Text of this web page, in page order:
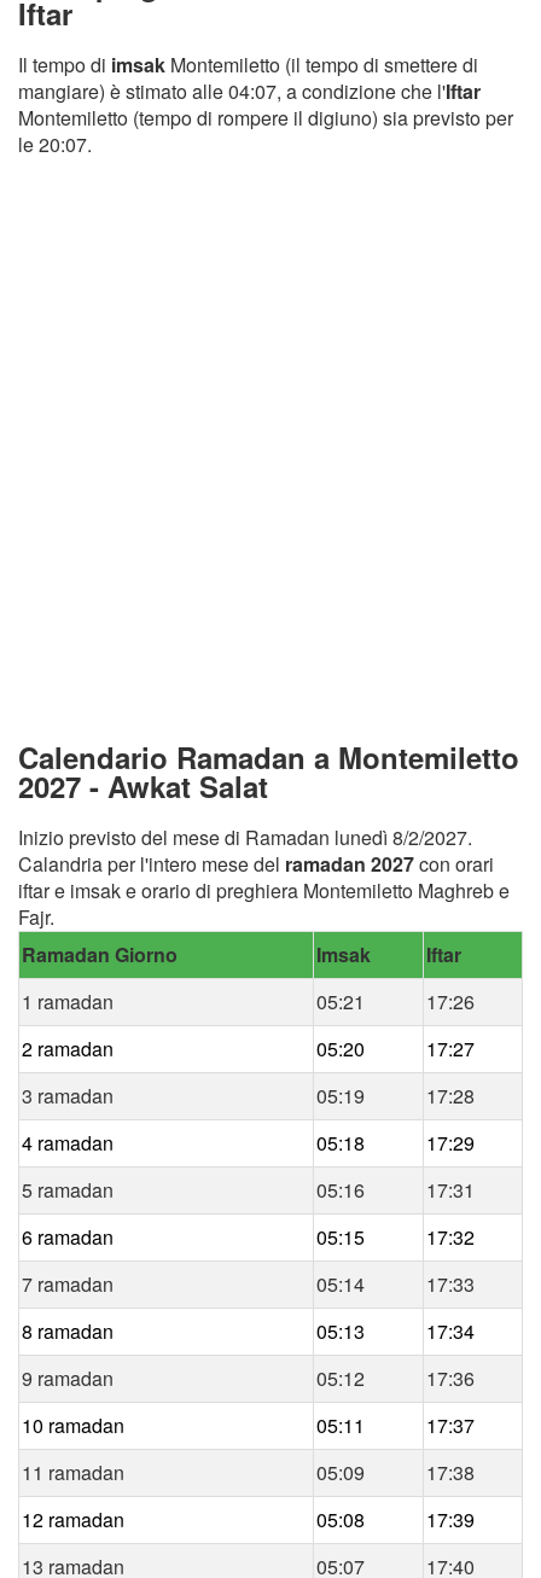
Iftar
Il tempo di imsak Montemiletto (il tempo di smettere di
mangiare) è stimato alle 04:07, a condizione che l'Iftar
Montemiletto (tempo di rompere il digiuno) sia previsto per
le 20:07.
Calendario Ramadan a Montemiletto
2027 - Awkat Salat
Inizio previsto del mese di Ramadan lunedì 8/2/2027.
Calandria per l'intero mese del ramadan 2027con orari
iftar e imsak e orario di preghiera Montemiletto Maghreb e
Fajr.
Ramadan Giorno
Imsak
Iftar
1 ramadan
05:21
17:26
2 ramadan
05:20
17:27
3 ramadan
05:19
17:28
4 ramadan
05:18
17:29
5 ramadan
05:16
17:31
6 ramadan
05:15
17:32
7 ramadan
05:14
17:33
8 ramadan
05:13
17:34
9 ramadan
05:12
17:36
10 ramadan
05:11
17:37
11 ramadan
05:09
17:38
12 ramadan
05:08
17:39
13 ramadan
05:07 17:40